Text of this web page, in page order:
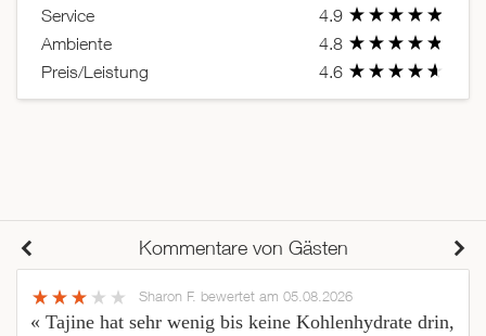
Service
4.9
Ambiente
4.8
Preis/Leistung
4.6
Kommentare von Gästen
Sharon F. bewertet am 05.08.2026
« Tajine hat sehr wenig bis keine Kohlenhydrate drin,